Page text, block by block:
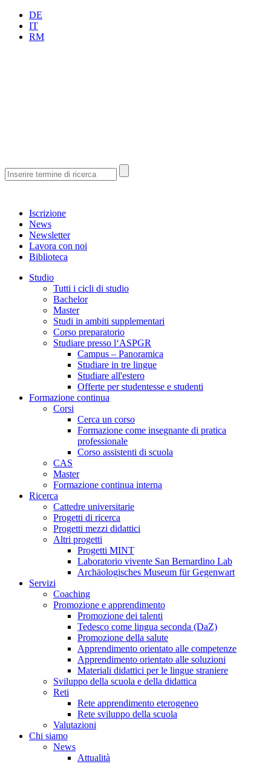
DE
IT
RM
Iscrizione
News
Newsletter
Lavora con noi
Biblioteca
Studio
Tutti i cicli di studio
Bachelor
Master
Studi in ambiti supplementari
Corso preparatorio
Studiare presso l‘ASPGR
Campus – Panoramica
Studiare in tre lingue
Studiare all'estero
Offerte per studentesse e studenti
Formazione continua
Corsi
Cerca un corso
Formazione come insegnante di pratica
professionale
Corso assistenti di scuola
CAS
Master
Formazione continua interna
Ricerca
Cattedre universitarie
Progetti di ricerca
Progetti mezzi didattici
Altri progetti
Progetti MINT
Laboratorio vivente San Bernardino Lab
Archäologisches Museum für Gegenwart
Servizi
Coaching
Promozione e apprendimento
Promozione dei talenti
Tedesco come lingua seconda (DaZ)
Promozione della salute
Apprendimento orientato alle competenze
Apprendimento orientato alle soluzioni
Materiali didattici per le lingue straniere
Sviluppo della scuola e della didattica
Reti
Rete apprendimento eterogeneo
Rete sviluppo della scuola
Valutazioni
Chi siamo
News
Attualità